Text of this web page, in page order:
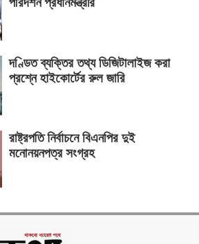
দণ্ডিত ব্যক্তির তথ্য ডিজিটালাইজ করা
প্রশ্নে হাইকোর্টের রুল জারি
রাষ্ট্রপতি নির্বাচনে বিএনপির দুই
মনোনয়নপত্র সংগ্রহ